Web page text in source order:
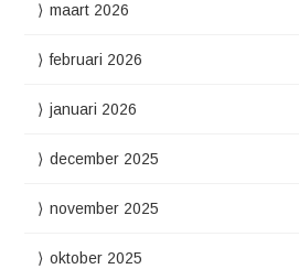
maart 2026
februari 2026
januari 2026
december 2025
november 2025
oktober 2025